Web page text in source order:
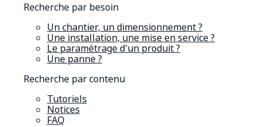
Recherche par besoin
Un chantier, un dimensionnement ?
Une installation, une mise en service ?
Le paramétrage d'un produit ?
Une panne ?
Recherche par contenu
Tutoriels
Notices
FAQ